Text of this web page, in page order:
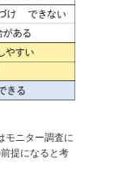
モニター調査に
提になると考